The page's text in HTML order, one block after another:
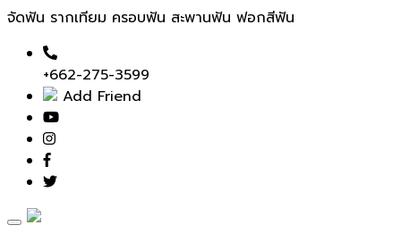
จัดฟัน รากเทียม ครอบฟัน สะพานฟัน ฟอกสีฟัน
+662-275-3599
Add Friend
Toggle